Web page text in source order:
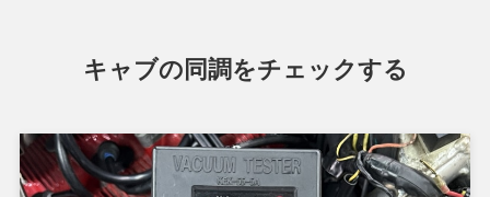
キャブの同調をチェックする